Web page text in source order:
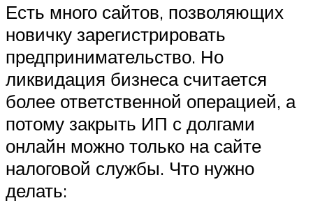
Есть много сайтов, позволяющих
новичку зарегистрировать
предпринимательство. Но
ликвидация бизнеса считается
более ответственной операцией, а
потому закрыть ИП с долгами
онлайн можно только на сайте
налоговой службы. Что нужно
делать: